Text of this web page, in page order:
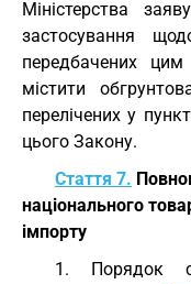
Міністерства
застосування
передбачених
містити
перелічених у
цього Закону.
Стаття 7.
національного
імпорту
1. Порядок